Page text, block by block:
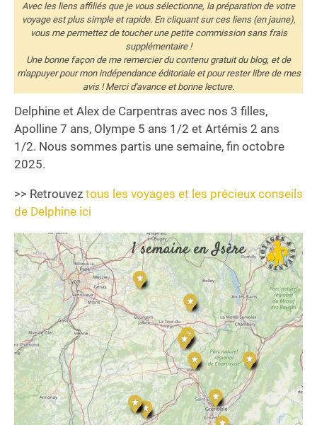
Avec les liens affiliés que je vous sélectionne, la préparation de votre
voyage est plus simple et rapide. En cliquant sur ces liens (en jaune),
vous me permettez de toucher une petite commission sans frais
supplémentaire !
Une bonne façon de me remercier du contenu gratuit du blog, et de
m'appuyer pour mon indépendance éditoriale et pour rester libre de mes
avis ! Merci d'avance et bonne lecture.
Delphine et Alex de Carpentras avec nos 3 filles,
Apolline 7 ans, Olympe 5 ans 1/2 et Artémis 2 ans
1/2. Nous sommes partis une semaine, fin octobre
2025.
>> Retrouvez tous les voyages et les précieux conseils
de Delphine ici